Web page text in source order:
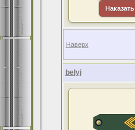
Наказать
Наверх
belyj